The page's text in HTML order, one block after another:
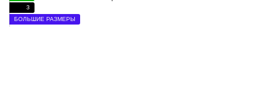
3
БОЛЬШИЕ РАЗМЕРЫ